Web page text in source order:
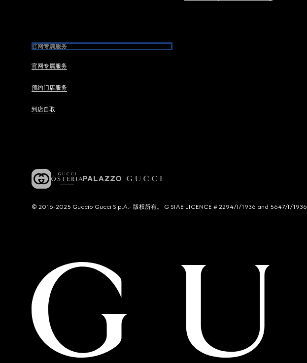
官网专属服务
官网专属服务
预约门店服务
到店自取
© 2016-2025 Guccio Gucci S.p.A.- 版权所有。 G SIAE LICENCE # 2294/I/1936 and 5647/I/1936